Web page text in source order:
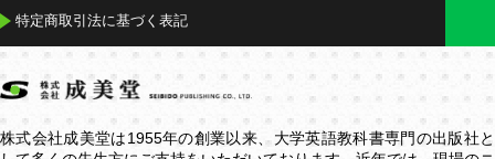
特定商取引法に基づく表記
株式会社成美堂は1955年の創業以来、大学英語教科書専門の出版社と